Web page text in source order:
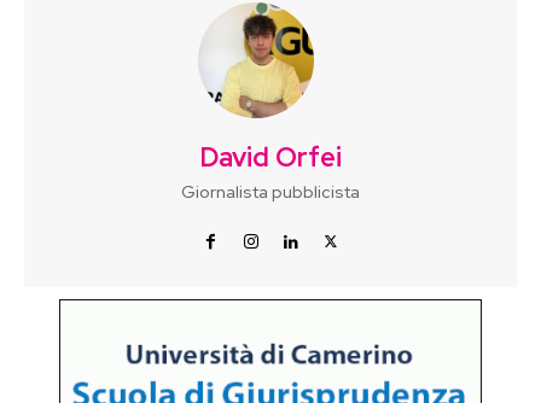
David Orfei
Giornalista pubblicista